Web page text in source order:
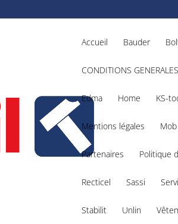
Accueil Bauder
CONDITIONS GENERALES
Edma Home KS-
Mentions légales
Partenaires Politique
Recticel Sassi
Stabilit Unlin